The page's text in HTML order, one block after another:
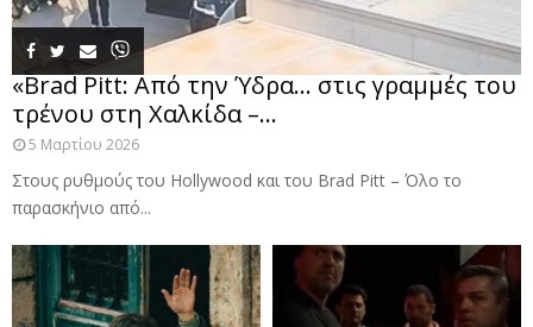
«Brad Pitt: Από την Ύδρα… στις γραμμές του
τρένου στη Χαλκίδα –...
5 Μαρτίου 2026
Στους ρυθμούς του Hollywood και του Brad Pitt – Όλο το
παρασκήνιο από...